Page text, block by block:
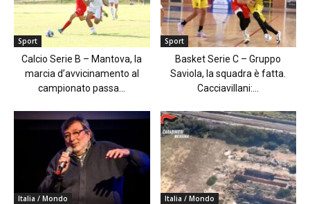
Sport
Calcio Serie B – Mantova, la
marcia d’avvicinamento al
campionato passa...
Sport
Basket Serie C – Gruppo
Saviola, la squadra è fatta.
Cacciavillani:...
Italia / Mondo Italia / Mondo